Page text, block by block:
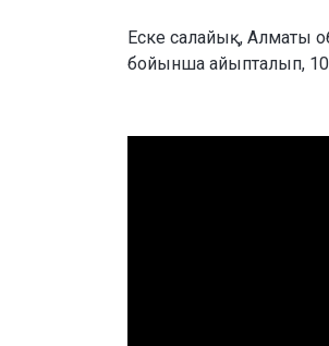
Еске салайық, Алматы
бойынша айыпталып,